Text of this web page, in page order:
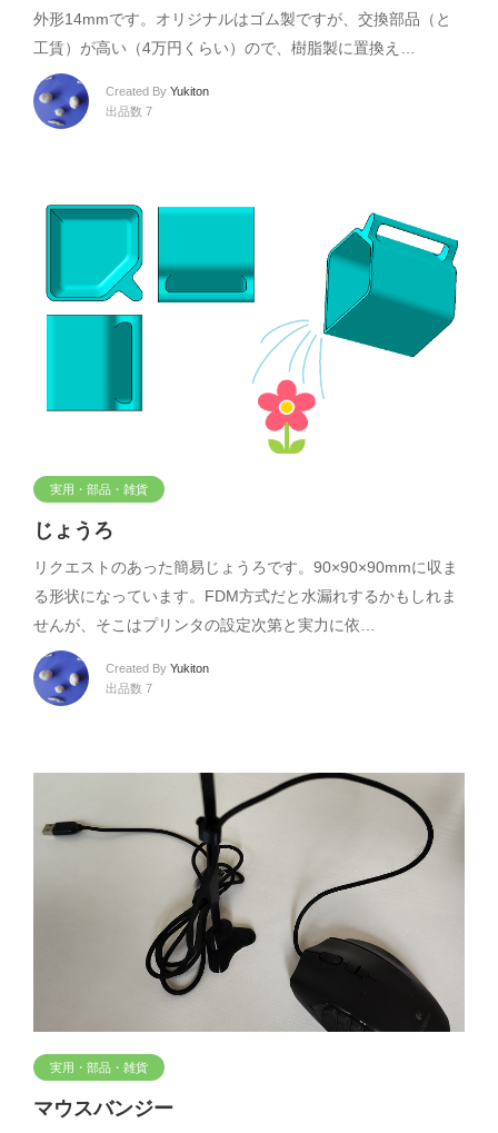
外形14mmです。オリジナルはゴム製ですが、交換部品（と
工賃）が高い（4万円くらい）ので、樹脂製に置換え…
Created By Yukiton
出品数 7
実用・部品・雑貨
じょうろ
リクエストのあった簡易じょうろです。90×90×90mmに収ま
る形状になっています。FDM方式だと水漏れするかもしれま
せんが、そこはプリンタの設定次第と実力に依…
Created By Yukiton
出品数 7
実用・部品・雑貨
マウスバンジー